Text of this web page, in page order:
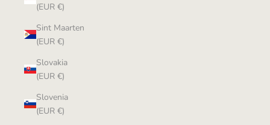
(EUR €)
Sint Maarten
(EUR €)
Slovakia
(EUR €)
Slovenia
(EUR €)